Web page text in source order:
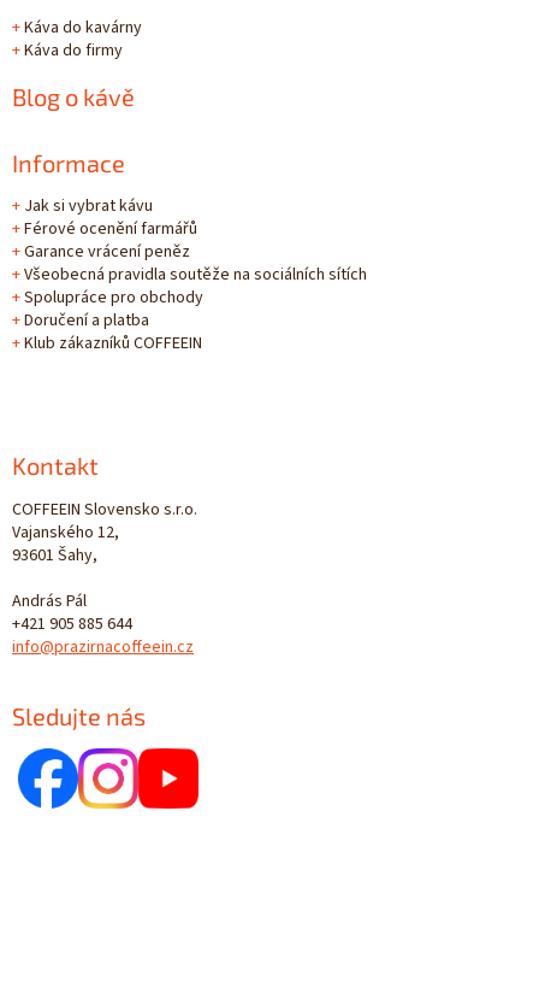
+Káva do kavárny
+Káva do firmy
Blog o kávě
Informace
+ Jak si vybrat kávu
+Férové ocenění farmářů
+Garance vrácení peněz
+Všeobecná pravidla soutěže na sociálních sítích
+Spolupráce pro obchody
+Doručení a platba
+Klub zákazníků COFFEEIN
Kontakt
COFFEEIN Slovensko s.r.o.
Vajanského 12,
93601 Šahy,
András Pál
+421 905 885 644
info@prazirnacoffeein.cz
Sledujte nás